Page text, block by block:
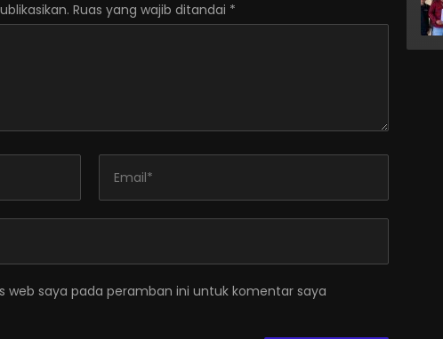
Ruas yang wajib ditandai *
web saya pada peramban ini untuk komentar saya